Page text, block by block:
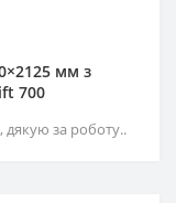
мм з
700
за роботу..